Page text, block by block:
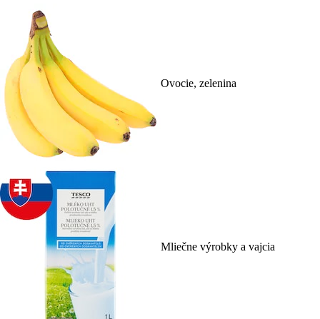
Ovocie, zelenina
Mliečne výrobky a vajcia